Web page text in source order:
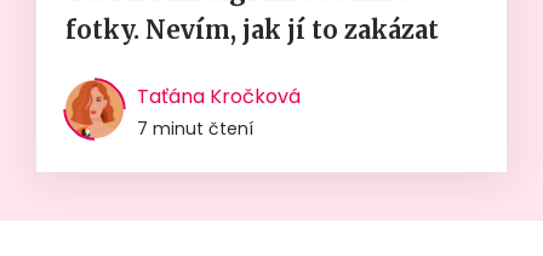
fotky. Nevím, jak jí to zakázat
Taťána Kročková
7 minut čtení